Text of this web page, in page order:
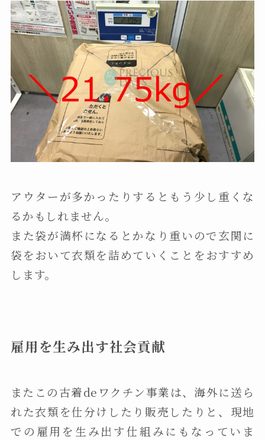
アウターが多かったりするともう少し重くな
るかもしれません。
また袋が満杯になるとかなり重いので玄関に
袋をおいて衣類を詰めていくことをおすすめ
します。
雇用を生み出す社会貢献
またこの古着deワクチン事業は、海外に送ら
れた衣類を仕分けしたり販売したりと、現地
での雇用を生み出す仕組みにもなっていま